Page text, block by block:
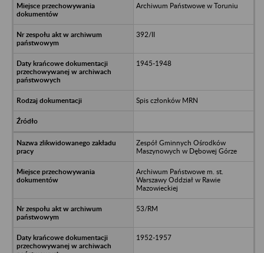
Archiwum Państwowe w Toruniu
392/II
1945-1948
Spis członków MRN
Zespół Gminnych Ośrodków
Maszynowych w Dębowej Górze
Archiwum Państwowe m. st.
Warszawy Oddział w Rawie
Mazowieckiej
53/RM
1952-1957